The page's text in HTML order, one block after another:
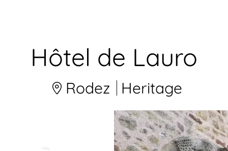
Hôtel de Lauro
Rodez Heritage